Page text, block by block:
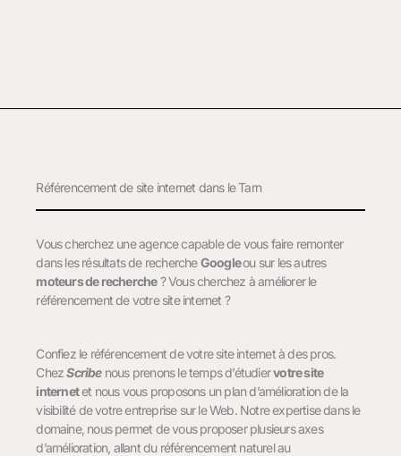
Référencement de site internet dans le Tarn
Vous cherchez une agence capable de vous faire remonter
dans les résultats de rechercheGoogleou sur les autres
moteurs de recherche? Vous cherchez à améliorer le
référencement de votre site internet ?
Confiez le référencement de votre site internet à des pros.
ChezScribe nous prenons le temps d’étudiervotre site
internetet nous vous proposons un plan d’amélioration de la
visibilité de votre entreprise sur le Web. Notre expertise dans le
domaine, nous permet de vous proposer plusieurs axes
d’amélioration, allant du référencement naturel au